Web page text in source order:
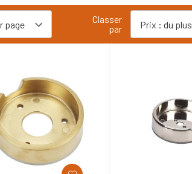
Classer
par